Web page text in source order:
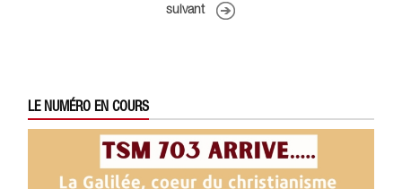
suivant
LE NUMÉRO EN COURS